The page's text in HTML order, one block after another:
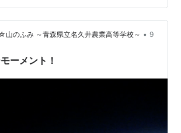
いつもより少しリッチめなランチです
は結婚記念日がありまして。今年は銀婚
もんだ… 店は賑やかな港町のイタリア
…
山のふみ ～青森県立名久井農業高等学校～ • 9
ーメント！